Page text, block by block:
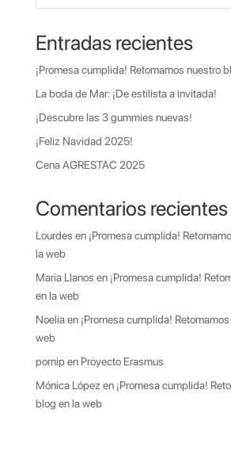
Entradas recientes
¡Promesa cumplida! Retomamos nuestro
La boda de Mar: ¡De estilista a invitada!
¡Descubre las 3 gummies nuevas!
¡Feliz Navidad 2025!
Cena AGRESTAC 2025
Comentarios recientes
Lourdes en ¡Promesa cumplida!
la web
Maria Llanos en ¡Promesa cumplida!
en la web
Noeliaen ¡Promesa cumplida!
web
pornipen Proyecto Erasmus
Mónica López en ¡Promesa cumplida!
blog en la web